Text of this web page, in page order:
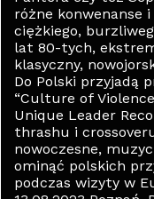
różne konwenanse
ciężkiego,
lat 80-tych,
klasyczny,
Do Polski przyjadą
“Culture of
Unique Leader
thrashu i
nowoczesne,
ominąć polskich
podczas wizyty w